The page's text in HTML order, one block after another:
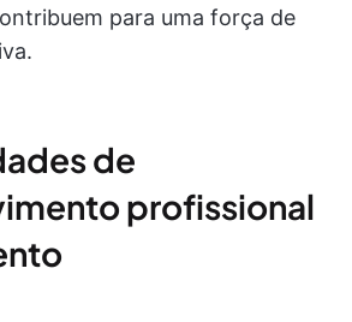
para uma força de
de
profissional